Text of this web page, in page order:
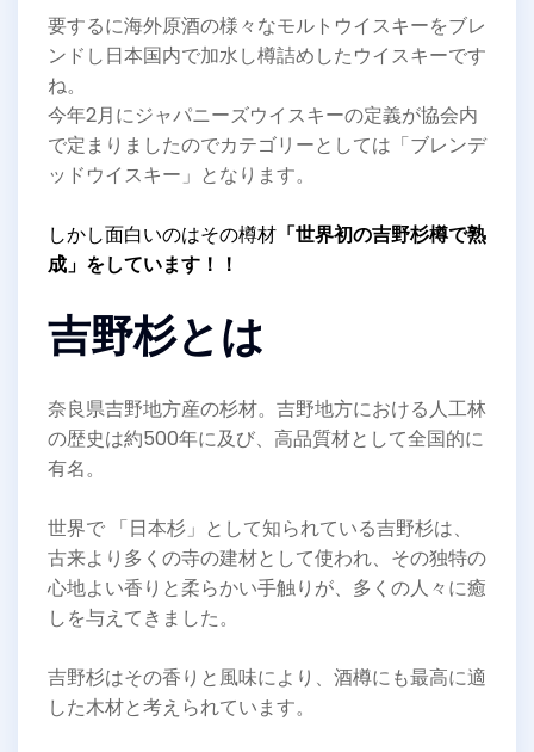
要するに海外原酒の様々なモルトウイスキーをブレ
ンドし日本国内で加水し樽詰めしたウイスキーです
ね。
今年2月にジャパニーズウイスキーの定義が協会内
で定まりましたのでカテゴリーとしては「ブレンデ
ッドウイスキー」となります。
しかし面白いのはその樽材 「世界初の吉野杉樽で熟
成」をしています！！
吉野杉とは
奈良県吉野地方産の杉材。吉野地方における人工林
の歴史は約500年に及び、高品質材として全国的に
有名。
世界で 「日本杉」として知られている吉野杉は、
古来より多くの寺の建材として使われ、その独特の
心地よい香りと柔らかい手触りが、多くの人々に癒
しを与えてきました。
吉野杉はその香りと風味により、酒樽にも最高に適
した木材と考えられています。